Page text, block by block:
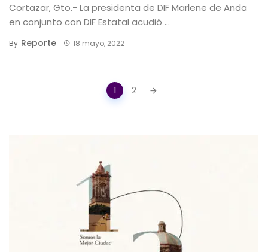
Cortazar, Gto.- La presidenta de DIF Marlene de Anda
en conjunto con DIF Estatal acudió ...
By Reporte 18 mayo, 2022
1 2